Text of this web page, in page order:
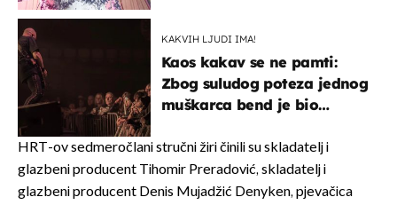
KAKVIH LJUDI IMA!
Kaos kakav se ne pamti:
Zbog suludog poteza jednog
muškarca bend je bio
HRT-ov sedmeročlani stručni žiri činili su skladatelj i
glazbeni producent Tihomir Preradović, skladatelj i
glazbeni producent Denis Mujadžić Denyken, pjevačica